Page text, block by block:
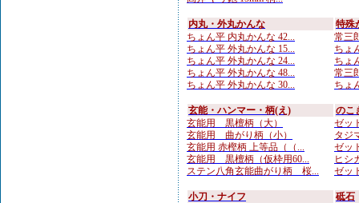
内丸・外丸かんな
ちょん平 内丸かんな 42...
ちょん平 外丸かんな 15...
ちょん平 外丸かんな 24...
ちょん平 外丸かんな 48...
ちょん平 外丸かんな 30...
特殊
常三
ちょ
ちょ
常三
ちょ
玄能・ハンマー・柄(え)
玄能用 黒檀柄（大）
玄能用 曲がり柄（小）
玄能用 赤樫柄 上等品（（...
玄能用 黒檀柄（仮枠用60...
ステン八角玄能曲がり柄 桜...
のこ
ゼッ
タジ
ゼッ
ヒシ
ゼッ
小刀・ナイフ
砥石